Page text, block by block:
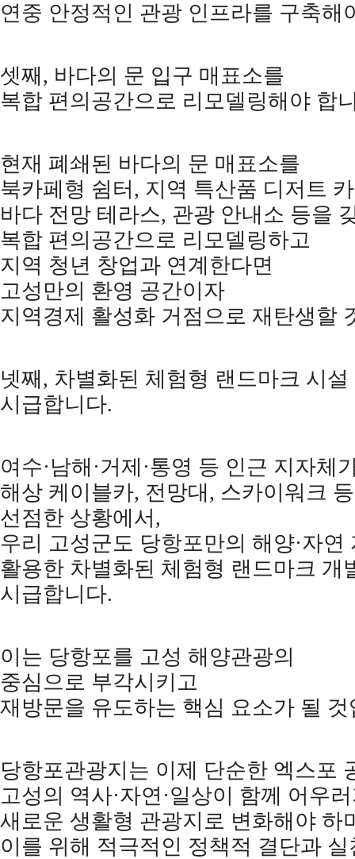
연중 안정적인 관광 인프라를 구축해
셋째 , 바다의 문 입구 매표소를
복합 편의공간으로 리모델링해야 합
현재 폐쇄된 바다의 문 매표소를
북카페형 쉼터 , 지역 특산품 디저트
바다 전망 테라스, 관광 안내소 등을
복합 편의공간으로 리모델링하고
지역 청년 창업과 연계한다면
고성만의 환영 공간이자
지역경제 활성화 거점으로 재탄생할
넷째 , 차별화된 체험형 랜드마크 시설
시급합니다.
여수· 남해 ·거제 ·통영 등 인근 지자체
해상 케이블카, 전망대 , 스카이워크
선점한 상황에서 ,
우리 고성군도 당항포만의 해양·자연
활용한 차별화된 체험형 랜드마크 개
시급합니다.
이는 당항포를 고성 해양관광의
중심으로 부각시키고
재방문을 유도하는 핵심 요소가 될 것
당항포관광지는 이제 단순한 엑스포
고성의 역사·자연 ·일상이 함께 어우
새로운 생활형 관광지로 변화해야 하
이를 위해 적극적인 정책적 결단과 실